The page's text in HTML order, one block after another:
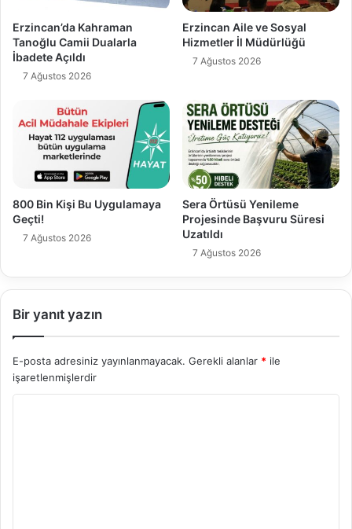
Erzincan’da Kahraman
Tanoğlu Camii Dualarla
İbadete Açıldı
7 Ağustos 2026
Erzincan Aile ve Sosyal
Hizmetler İl Müdürlüğü
7 Ağustos 2026
800 Bin Kişi Bu Uygulamaya
Geçti!
7 Ağustos 2026
Sera Örtüsü Yenileme
Projesinde Başvuru Süresi
Uzatıldı
7 Ağustos 2026
Bir yanıt yazın
E-posta adresiniz yayınlanmayacak. Gerekli alanlar * ile
işaretlenmişlerdir